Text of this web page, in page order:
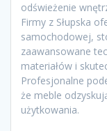
odświeżenie
Firmy z Słupska
samochodowej,
zaawansowane
materiałów i
Profesjonalne
że meble
użytkowania.